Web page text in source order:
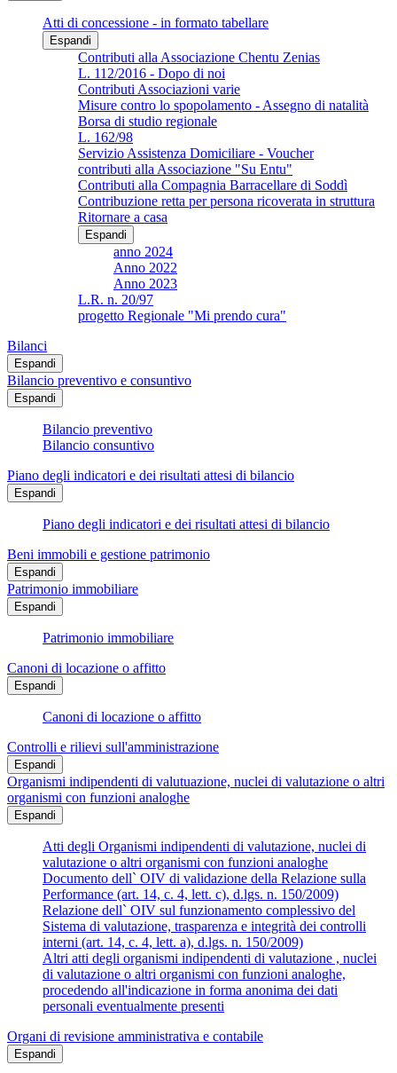
Atti di concessione - in formato tabellare
Espandi
Contributi alla Associazione Chentu Zenias
L. 112/2016 - Dopo di noi
Contributi Associazioni varie
Misure contro lo spopolamento - Assegno di natalità
Borsa di studio regionale
L. 162/98
Servizio Assistenza Domiciliare - Voucher
contributi alla Associazione "Su Entu"
Contributi alla Compagnia Barracellare di Soddì
Contribuzione retta per persona ricoverata in struttura
Ritornare a casa
Espandi
anno 2024
Anno 2022
Anno 2023
L.R. n. 20/97
progetto Regionale "Mi prendo cura"
Bilanci
Espandi
Bilancio preventivo e consuntivo
Espandi
Bilancio preventivo
Bilancio consuntivo
Piano degli indicatori e dei risultati attesi di bilancio
Espandi
Piano degli indicatori e dei risultati attesi di bilancio
Beni immobili e gestione patrimonio
Espandi
Patrimonio immobiliare
Espandi
Patrimonio immobiliare
Canoni di locazione o affitto
Espandi
Canoni di locazione o affitto
Controlli e rilievi sull'amministrazione
Espandi
Organismi indipendenti di valutuazione, nuclei di valutazione o altri
organismi con funzioni analoghe
Espandi
Atti degli Organismi indipendenti di valutazione, nuclei di
valutazione o altri organismi con funzioni analoghe
Documento dell` OIV di validazione della Relazione sulla
Performance (art. 14, c. 4, lett. c), d.lgs. n. 150/2009)
Relazione dell` OIV sul funzionamento complessivo del
Sistema di valutazione, trasparenza e integrità dei controlli
interni (art. 14, c. 4, lett. a), d.lgs. n. 150/2009)
Altri atti degli organismi indipendenti di valutazione , nuclei
di valutazione o altri organismi con funzioni analoghe,
procedendo all'indicazione in forma anonima dei dati
personali eventualmente presenti
Organi di revisione amministrativa e contabile
Espandi